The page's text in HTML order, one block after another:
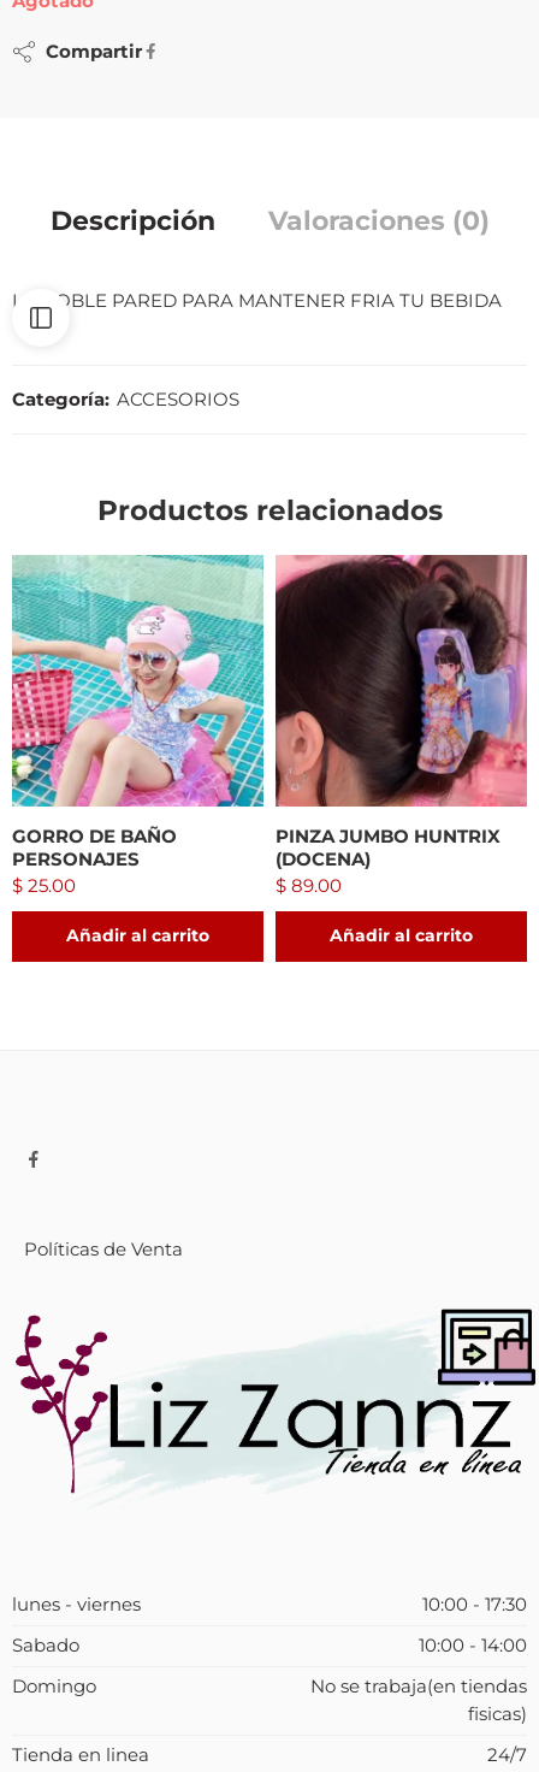
Compartir
Descripción Valoraciones (0)
LA DOBLE PARED PARA MANTENER FRIA TU BEBIDA
Categoría: ACCESORIOS
Productos relacionados
GORRO DE BAÑO
PERSONAJES
$ 25.00
Añadir al carrito
PINZA JUMBO HUNTRIX
(DOCENA)
$ 89.00
Añadir al carrito
Políticas de Venta
lunes - viernes
10:00 - 17:30
Sabado
10:00 - 14:00
Domingo
No se trabaja(en tiendas
fisicas)
Tienda en linea
24/7